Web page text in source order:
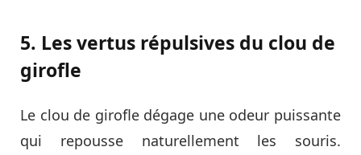
5. Les vertus répulsives du clou de
girofle
Le clou de girofle dégage une odeur puissante
qui repousse naturellement les souris.